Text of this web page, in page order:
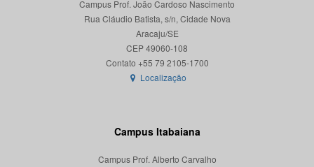
Campus Prof. João Cardoso Nascimento
Rua Cláudio Batista, s/n, Cidade Nova
Aracaju/SE
CEP 49060-108
Localização
Campus Itabaiana
Campus Prof. Alberto Carvalho